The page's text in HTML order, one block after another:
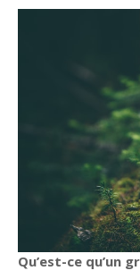
Qu’est-ce qu’un